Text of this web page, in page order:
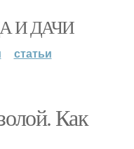
И ДАЧИ
статьи
Как